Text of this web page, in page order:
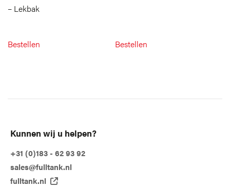
– Lekbak
Bestellen Bestellen
Kunnen wij u helpen?
+31 (0)183 - 62 93 92
sales@fulltank.nl
fulltank.nl